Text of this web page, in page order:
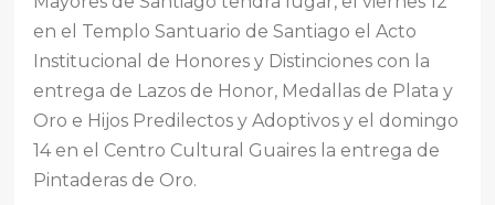
en el Templo Santuario de Santiago el Acto
Institucional de Honores y Distinciones con la
entrega de Lazos de Honor, Medallas de Plata y
Oro e Hijos Predilectos y Adoptivos y el domingo
14 en el Centro Cultural Guaires la entrega de
Pintaderas de Oro.